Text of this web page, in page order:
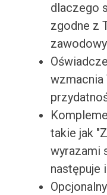
dlaczego
zgodne z
wzmacnia
takie jak
wyrazami
następuje